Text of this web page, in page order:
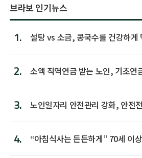
브라보 인기뉴스
1. 설탕 vs 소금, 콩국수를 건강하게
2.
소액 직역연금 받는 노인, 기초연
3.
노인일자리 안전관리 강화, 안전
4.
“아침식사는 든든하게” 70세 이